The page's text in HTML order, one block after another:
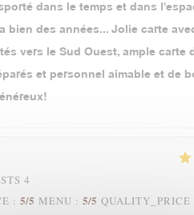
dans le temps et dans
bien des années... Jolie carte
vers le Sud Ouest, ample carte
et personnel aimable et de
4
: 5/5 MENU : 5/5 QUALITY_PRICE